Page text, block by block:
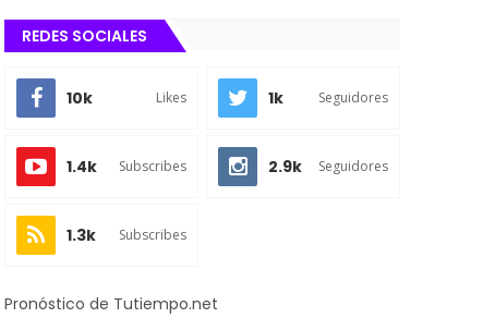
REDES SOCIALES
10k Likes 1k Seguidores
1.4k Subscribes 2.9k Seguidores
1.3k Subscribes
Pronóstico de Tutiempo.net